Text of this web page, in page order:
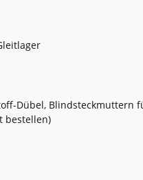
Dübel, Blindsteckmuttern
bestellen)